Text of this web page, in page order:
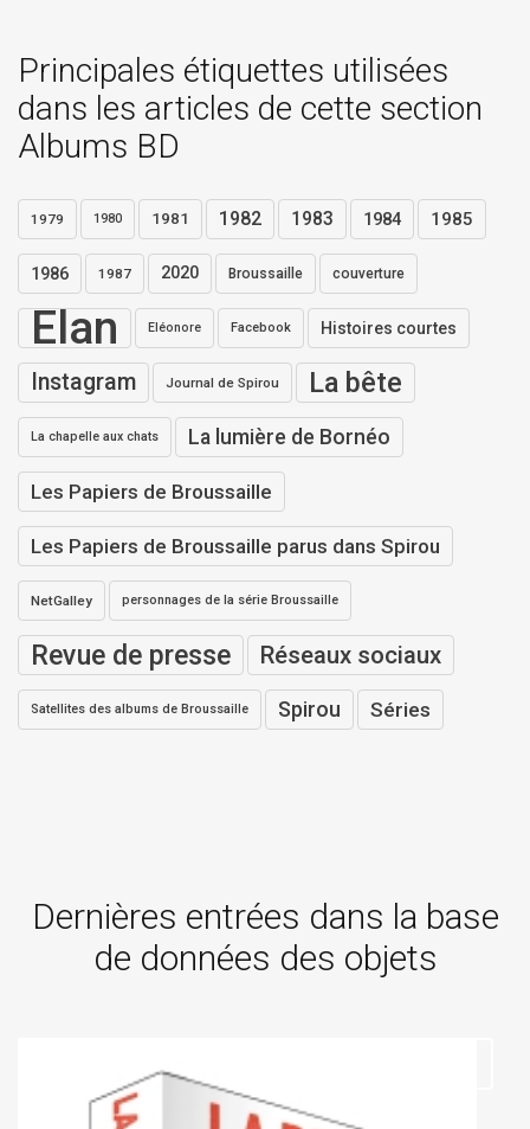
Principales étiquettes utilisées
dans les articles de cette section
Albums BD
1979 1980 1981 1982 1983 1984 1985
1986 1987 2020 Broussaille couverture
Elan Eléonore Facebook Histoires courtes
Instagram Journal de Spirou La bête
La chapelle aux chats La lumière de Bornéo
Les Papiers de Broussaille
Les Papiers de Broussaille parus dans Spirou
NetGalley personnages de la série Broussaille
Revue de presse Réseaux sociaux
Satellites des albums de Broussaille Spirou Séries
Dernières entrées dans la base
de données des objets